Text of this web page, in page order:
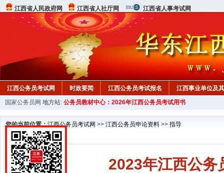
江西省人民政府网 江西省人社厅网 江西省人事考试网
江西公务员考试网 时政要闻 江西公务员考试报名 江西事业单位及
行测真题 在线咨询 教材中心
国家公务员网 地方站: 公务员教材中心：2026年江西公务员考试用书
您的当前位置：江西公务员考试网 >> 江西公务员申论资料 >> 指导
2023年江西公